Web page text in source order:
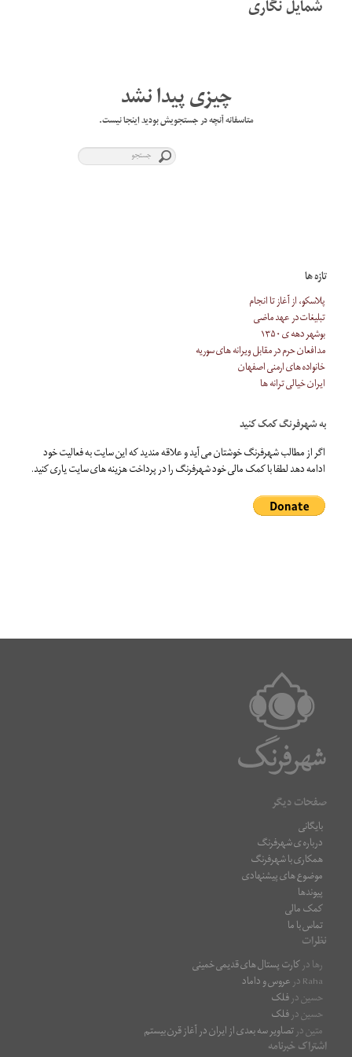
شمایل نگاری
چیزی پیدا نشد
متاسفانه آنچه در جستجویش بودید اینجا نیست.
تازه ها
پلاسکو، از آغاز تا انجام
تبلیغات در عهد ماضی
بوشهر دهه ی ۱۳۵۰
مدافعان حرم در مقابل ویرانه های سوریه
خانواده های ارمنی اصفهان
ایران خیالی ترانه ها
به شهرفرنگ کمک کنید
اگر از مطالب شهرفرنگ خوشتان می آید و علاقه مندید که این سایت به فعالیت خود
ادامه دهد لطفا با کمک مالی خود شهرفرنگ را در پرداخت هزینه های سایت یاری کنید.
صفحات دیگر
بایگانی
درباره ی شهرفرنگ
همکاری با شهرفرنگ
موضوع های پیشنهادی
پیوندها
کمک مالی
تماس با ما
نظرات
رهادرکارت پستال های قدیمی خمینی
Rahaدرعروس و داماد
حسیندرفلک
حسیندرفلک
متیندرتصاویر سه بعدی از ایران در آغاز قرن بیستم
اشتراک خبرنامه